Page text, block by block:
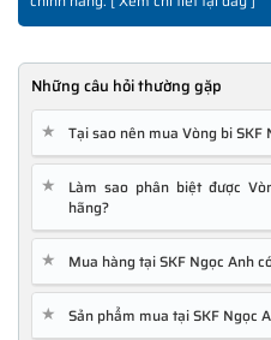
Những câu hỏi thường gặp
★ Tại sao nên mua Vòng bi SKF
★
Làm sao phân biệt được
hãng?
★ Mua hàng tại SKF Ngọc Anh
★ Sản phẩm mua tại SKF Ngọc